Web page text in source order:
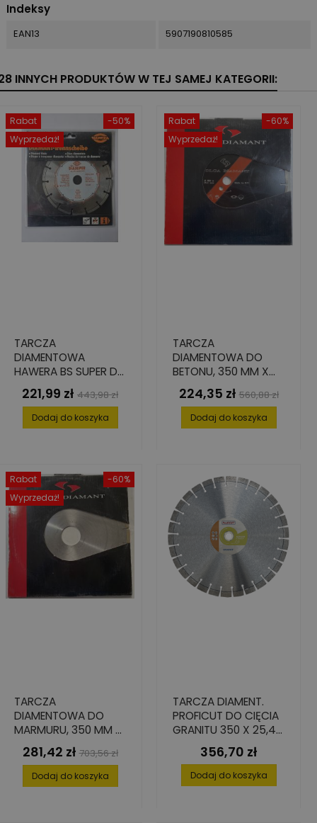
Indeksy
EAN13 5907190810585
INNYCH PRODUKTÓW W TEJ SAMEJ KATEGORII:
-50%
Rabat
Wyprzedaż!
TARCZA
DIAMENTOWA
HAWERA BS SUPER DO
BETONU 180 X 22,2
MM
Cena
221,99 zł Cena
podstawowa
443,98 zł
Dodaj do koszyka
-60%
Rabat
Wyprzedaż!
TARCZA
DIAMENTOWA DO
BETONU, 350 MM X
25.4 MM X 3.2 MM X
8 MM
Cena
224,35 zł Cena
podstawowa
560,88 zł
Dodaj do koszyka
-60%
Rabat
Wyprzedaż!
TARCZA
DIAMENTOWA DO
MARMURU, 350 MM X
40 MM X 3.2 MM X
6,5 MM
Cena
281,42 zł Cena
podstawowa
703,56 zł
Dodaj do koszyka
TARCZA DIAMENT.
PROFICUT DO CIĘCIA
GRANITU 350 X 25,4
X 15 MMCena
356,70 zł
Dodaj do koszyka